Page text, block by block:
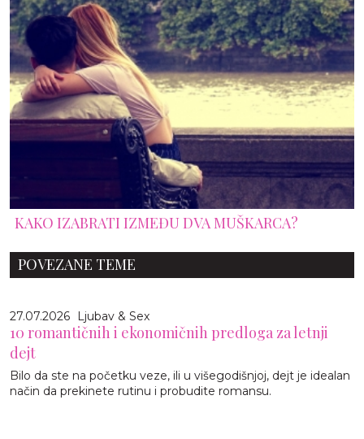
KAKO IZABRATI IZMEĐU DVA MUŠKARCA?
POVEZANE TEME
27.07.2026 Ljubav & Sex
10 romantičnih i ekonomičnih predloga za letnji
dejt
Bilo da ste na početku veze, ili u višegodišnjoj, dejt je idealan
način da prekinete rutinu i probudite romansu.